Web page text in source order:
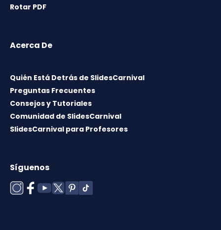
Rotar PDF
Acerca De
Quién Está Detrás de SlidesCarnival
Preguntas Frecuentes
Consejos y Tutoriales
Comunidad de SlidesCarnival
SlidesCarnival para Profesores
Síguenos